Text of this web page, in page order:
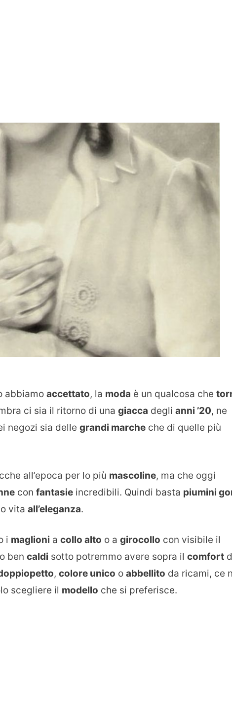
abbiamo accettato, la moda è un qualcosa che
ci sia il ritorno di una giacca degli anni ’20, ne
negozi sia delle grandi marche che di quelle più
all’epoca per lo più mascoline, ma che oggi
con fantasie incredibili. Quindi basta piumini
vita all’eleganza.
i maglioni a collo alto o a girocollo con visibile il
ben caldi sotto potremmo avere sopra il comfort
, colore unico o abbellito da ricami, ce
scegliere il modello che si preferisce.